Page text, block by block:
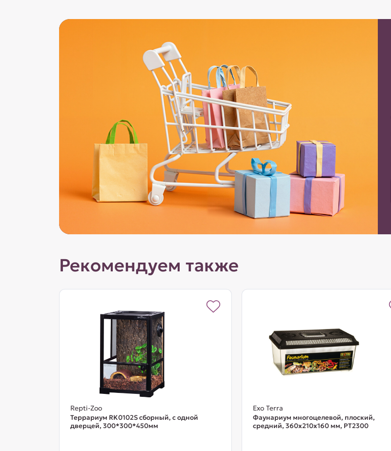
Рекомендуем также
Repti-Zoo
Террариум RK0102S сборный, с одной
дверцей, 300*300*450мм
Exo Terra
Фаунариум многоцелевой, плоский,
средний, 360х210х160 мм, PT2300